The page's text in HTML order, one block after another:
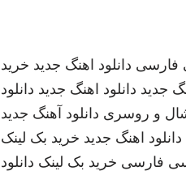
فارسی دانلود اهنگ جدید خرید
جدید دانلود اهنگ جدید دانلود
و روسری دانلود آهنگ جدید
دانلود اهنگ جدید خرید بک لینک
فارسی خرید بک لینک دانلود